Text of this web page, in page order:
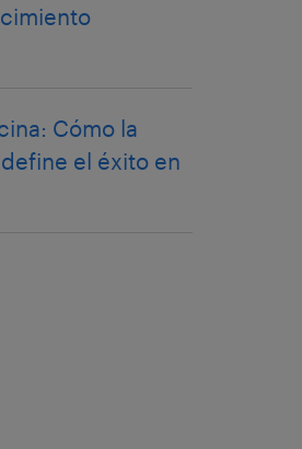
Cómo la
el éxito en